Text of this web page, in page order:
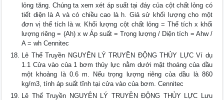
lỏng tăng. Chúng ta xem xét áp suất tại đáy của cột chất lỏng có
tiết diện là A và có chiều cao là h. Giả sử khối lượng cho một
đơn vị thể tích là w. Khối lượng cột chất lỏng = Thể tích x khối
lượng riêng = (Ah) x w Áp suất = Trọng lượng / Diện tích = Ahw /
A = wh Cennitec
Lê Thể Truyền NGUYÊN LÝ TRUYỀN ĐỘNG THỦY LỰC Ví dụ
1.1 Cửa vào của 1 bơm thủy lực nằm dưới mặt thoáng của dầu
một khoảng là 0.6 m. Nếu trọng lượng riêng của dầu là 860
kg/m3, tính áp suất tĩnh tại cửa vào của bơm. Cennitec
Lê Thể Truyền NGUYÊN LÝ TRUYỀN ĐỘNG THỦY LỰC Lưu